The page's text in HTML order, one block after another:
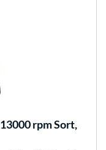
rpm Sort,